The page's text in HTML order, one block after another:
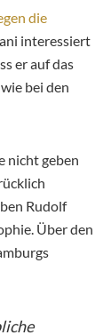
die
interessiert
er auf das
bei den
nicht geben
Rudolf
Über den